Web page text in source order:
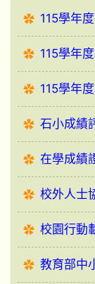
115學年
115學年
115學年
石小成績
在學成績
校外人士
校園行動
教育部中